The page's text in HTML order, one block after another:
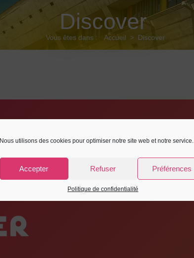
Nous utilisons des cookies pour optimiser notre site web et notre service.
Accepter Refuser Préférences
Politique de confidentialité
Discover
Vous êtes dans : Accueil > Discover